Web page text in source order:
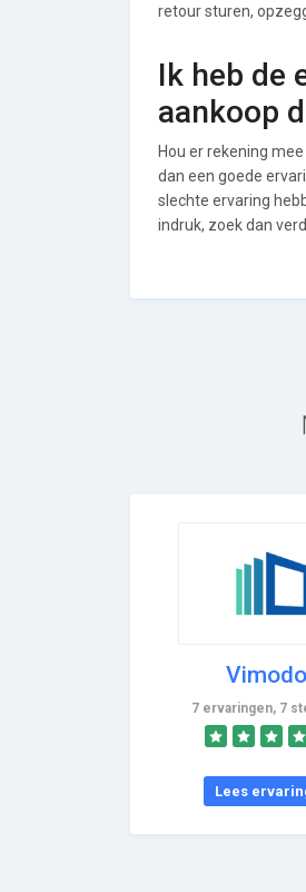
retour sturen,
Ik heb de
aankoop
Hou er rekening
dan een goede
slechte ervaring
indruk, zoek dan
7 ervaringen, 7
Lees